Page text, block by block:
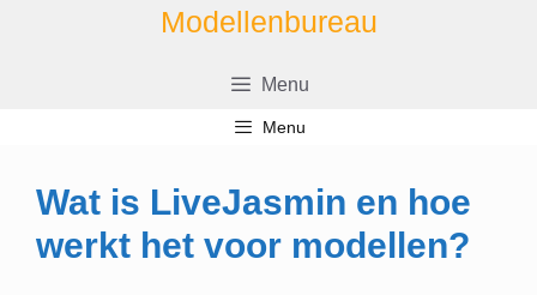
Modellenbureau
Menu
Menu
Wat is LiveJasmin en hoe
werkt het voor modellen?